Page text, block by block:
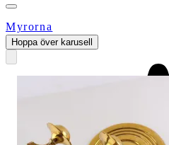
Myrorna
Hoppa över karusell